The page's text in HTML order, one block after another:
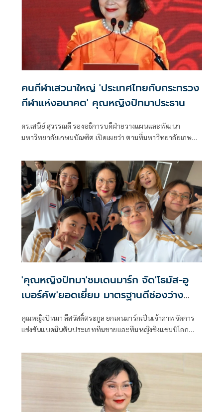
ประธานจัดงาน, ดร.ณัฏฐ์ ธีรณัฐสุภานนท์ ประธานมูลนิธิกองทุน
พัฒนาการกีฬา ในฐานะประธานคณะกรรมการพิจารณารางวัล,
พล.อ.เดชา เหมกระศรี รองประธานคณะกรรมการโอลิมปิคแห่ง
ประเทศไทยฯ ในฐานะผู้แทนประธานคณะกรรมการโอลิมปิคฯ,
ดร.ก้องศักด ยอดมณี ผู้ว่าการการกีฬาแห่งประเทศไทย (กกท.),
นายวรวุฒิ พงษ์ธีระพล นายกสมาคมผู้สื่อข่าวกีฬาแห่ง
ประเทศไทย รวมทั้งผู้บริหารองค์กรกีฬา, นักกีฬา, ผู้ฝึกสอน
ตลอดจนสื่อมวลชน เข้าร่วมอย่างคับคั่ง
คนกีฬาเสวนาใหญ่ 'ประเทศไทยกับกระทรวง
กีฬาแห่งอนาคต' คุณหญิงปัทมาประธาน
ดร.เสนีย์ สุวรรณดี รองอธิการบดีฝ่ายวางแผนและพัฒนา
มหาวิทยาลัยเกษมบัณฑิต เปิดเผยว่า ตามที่มหาวิทยาลัยเกษม
ข่ายกำหนดจัดโครงการเสวนาทางวิชาการเรื่อง “ประเทศไทย :
กับกระทรวงกีฬาแห่งอนาคต” ในวันที่ 14 พฤษภาคม 2569
ระหว่างเวลา 13.30-16.30 น. ณ ห้องปัทมชาติ ชั้น 23 โรงแรม
อโนมา แกรนด์ กรุงเทพ ถนนราชดำริ เขตปทุมวัน
กรุงเทพมหานคร
'คุณหญิงปัทมา'ชมเดนมาร์ก จัด'โธมัส-อู
เบอร์คัพ'ยอดเยี่ยม มาตรฐานดีช่องว่าง
แต่ละทีมน้อยลง
คุณหญิงปัทมา ลีสวัสดิ์ตระกูล ยกเดนมาร์กเป็นเจ้าภาพจัดการ
แข่งขันแบดมินตันประเภททีมชายและทีมหญิงชิงแชมป์โลก
มาตรฐานสูงสุด และประชาชนชาวเดนมาร์กได้แสดงออกถึง
ความอบอุ่น การต้อนรับอย่างจริงใจ พร้อมระบุ การแข่งขันยัง
ได้ยกระดับอย่างเข้มข้นยิ่งขึ้น ทุกแมตช์มีความสำคัญ ทุกคะแนน
มีน้ำหนักอย่างแท้จริง ช่องว่างของผลการแข่งขันแคบลง และ
การแข่งขันมีความสูสีมากขึ้น